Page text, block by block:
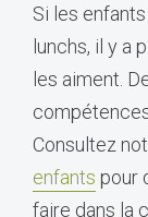
Si les
lunchs, il y a
les aiment.
Consultez
enfants pour
faire dans la